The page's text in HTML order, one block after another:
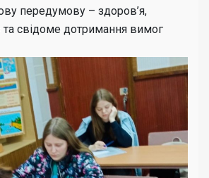
передумову – здоров’я,
свідоме дотримання вимог